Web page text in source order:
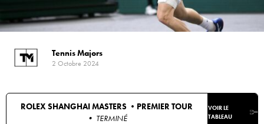
Tennis Majors
2 Octobre 2024
ROLEX SHANGHAI MASTERS • PREMIER TOUR
• TERMINÉ
VOIR LE
TABLEAU